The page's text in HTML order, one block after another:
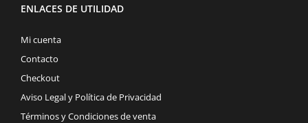
ENLACES DE UTILIDAD
Mi cuenta
Contacto
Checkout
Aviso Legal y Política de Privacidad
Términos y Condiciones de venta